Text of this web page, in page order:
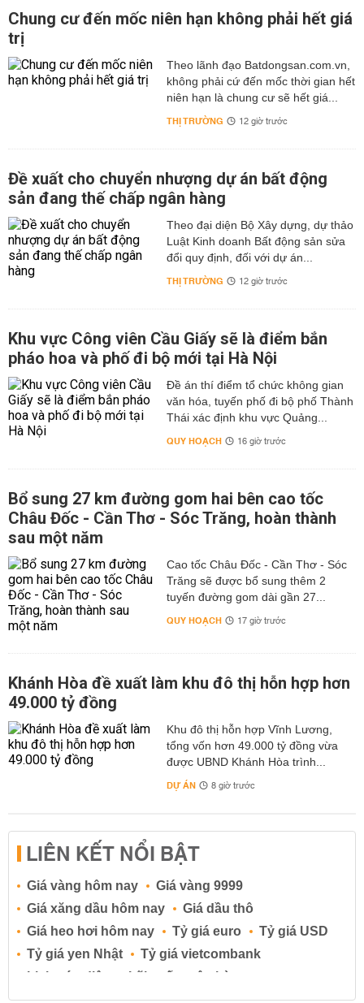
Chung cư đến mốc niên hạn không phải hết giá
trị
Theo lãnh đạo Batdongsan.com.vn,
không phải cứ đến mốc thời gian hết
niên hạn là chung cư sẽ hết giá...
THỊ TRƯỜNG 12 giờ trước
Đề xuất cho chuyển nhượng dự án bất động
sản đang thế chấp ngân hàng
Theo đại diện Bộ Xây dựng, dự thảo
Luật Kinh doanh Bất động sản sửa
đổi quy định, đối với dự án...
THỊ TRƯỜNG 12 giờ trước
Khu vực Công viên Cầu Giấy sẽ là điểm bắn
pháo hoa và phố đi bộ mới tại Hà Nội
Đề án thí điểm tổ chức không gian
văn hóa, tuyến phố đi bộ phố Thành
Thái xác định khu vực Quảng...
QUY HOẠCH 16 giờ trước
Bổ sung 27 km đường gom hai bên cao tốc
Châu Đốc - Cần Thơ - Sóc Trăng, hoàn thành
sau một năm
Cao tốc Châu Đốc - Cần Thơ - Sóc
Trăng sẽ được bổ sung thêm 2
tuyến đường gom dài gần 27...
QUY HOẠCH 17 giờ trước
Khánh Hòa đề xuất làm khu đô thị hỗn hợp hơn
49.000 tỷ đồng
Khu đô thị hỗn hợp Vĩnh Lương,
tổng vốn hơn 49.000 tỷ đồng vừa
được UBND Khánh Hòa trình...
DỰ ÁN 8 giờ trước
LIÊN KẾT NỔI BẬT
Giá vàng hôm nay
Giá vàng 9999
Giá xăng dầu hôm nay
Giá dầu thô
Giá heo hơi hôm nay
Tỷ giá euro
Tỷ giá USD
Tỷ giá yen Nhật
Tỷ giá vietcombank
Lịch cúp điện
Lãi suất ngân hàng
Lãi suất tiết kiệm
Lãi suất tiền gửi